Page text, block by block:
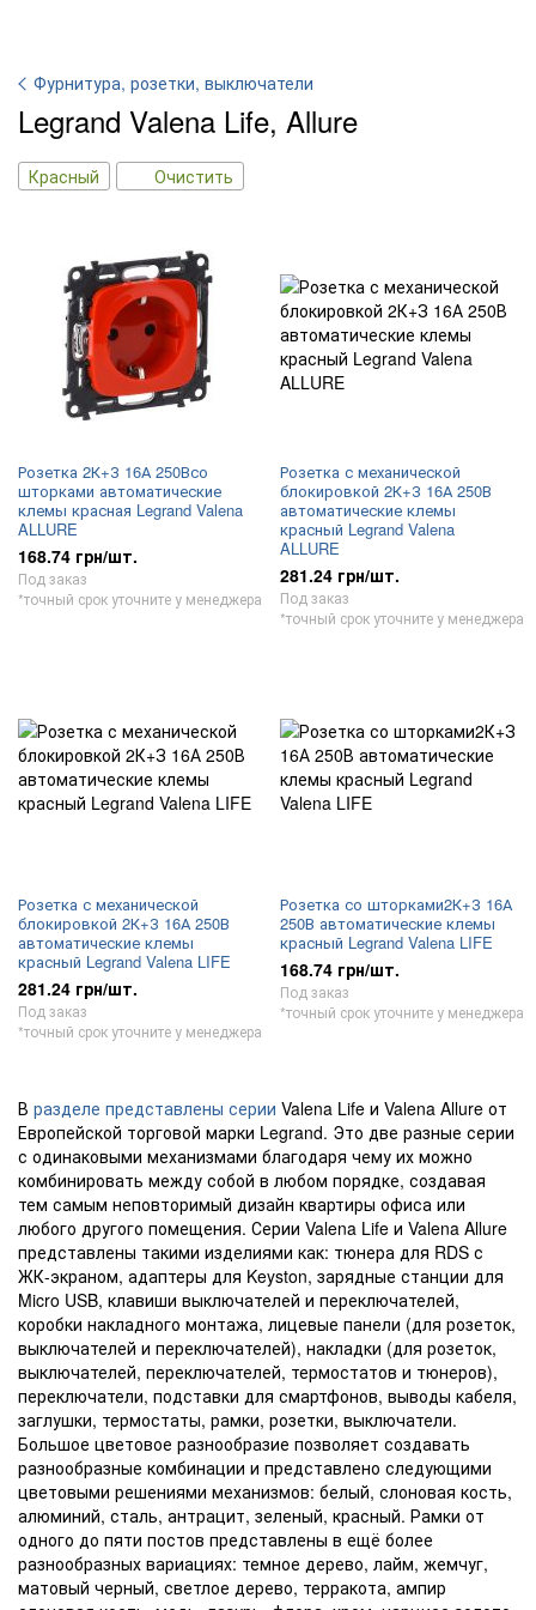
Фурнитура, розетки, выключатели
Legrand Valena Life, Allure
Красный Очистить
Розетка 2К+З 16А 250Всо
шторками автоматические
клемы красная Legrand Valena
ALLURE
168.74 грн/шт.
Под заказ
*точный срок уточните у менеджера
Розетка с механической
блокировкой 2К+З 16А 250В
автоматические клемы
красный Legrand Valena
ALLURE
281.24 грн/шт.
Под заказ
*точный срок уточните у менеджера
Розетка с механической
блокировкой 2К+З 16А 250В
автоматические клемы
красный Legrand Valena LIFE
281.24 грн/шт.
Под заказ
*точный срок уточните у менеджера
Розетка со шторками2К+З 16А
250В автоматические клемы
красный Legrand Valena LIFE
168.74 грн/шт.
Под заказ
*точный срок уточните у менеджера
В разделе представлены серии Valena Life и Valena Allure от
Европейской торговой марки Legrand. Это две разные серии
с одинаковыми механизмами благодаря чему их можно
комбинировать между собой в любом порядке, создавая
тем самым неповторимый дизайн квартиры офиса или
любого другого помещения. Серии Valena Life и Valena Allure
представлены такими изделиями как: тюнера для RDS с
ЖК-экраном, адаптеры для Keyston, зарядные станции для
Micro USB, клавиши выключателей и переключателей,
коробки накладного монтажа, лицевые панели (для розеток,
выключателей и переключателей), накладки (для розеток,
выключателей, переключателей, термостатов и тюнеров),
переключатели, подставки для смартфонов, выводы кабеля,
заглушки, термостаты, рамки, розетки, выключатели.
Большое цветовое разнообразие позволяет создавать
разнообразные комбинации и представлено следующими
цветовыми решениями механизмов: белый, слоновая кость,
алюминий, сталь, антрацит, зеленый, красный. Рамки от
одного до пяти постов представлены в ещё более
разнообразных вариациях: темное дерево, лайм, жемчуг,
матовый черный, светлое дерево, терракота, ампир